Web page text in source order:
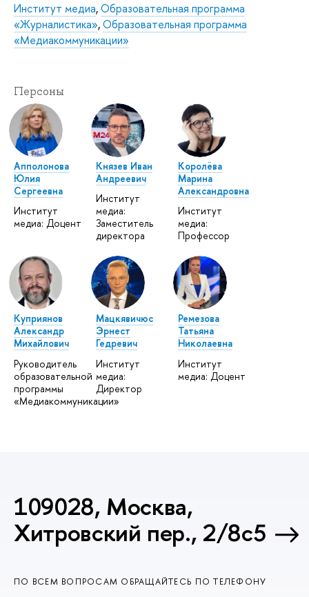
Институт медиа,Образовательная программа
«Журналистика»,Образовательная программа
«Медиакоммуникации»
Персоны
Апполонова
Юлия
Сергеевна
Институт
медиа: Доцент
Князев Иван
Андреевич
Институт
медиа:
Заместитель
директора
Королёва
Марина
Александровна
Институт
медиа:
Профессор
Куприянов
Александр
Михайлович
Руководитель
образовательной
программы
«Медиакоммуникации»
Мацкявичюс
Эрнест
Гедревич
Институт
медиа:
Директор
Ремезова
Татьяна
Николаевна
Институт
медиа: Доцент
109028, Москва,
Хитровский пер., 2/8с5
ПО ВСЕМ ВОПРОСАМ ОБРАЩАЙТЕСЬ ПО ТЕЛЕФОНУ